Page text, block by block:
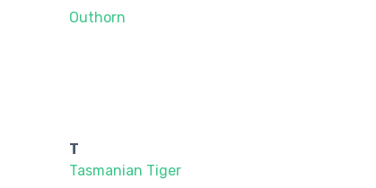
Outhorn
T
Tasmanian Tiger